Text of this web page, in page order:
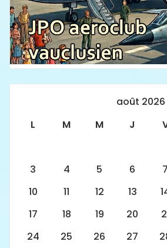
août 2026
L
M M J
3
4 5 6 7
10
11 12 13
17
18 19 20
24
25 26 27